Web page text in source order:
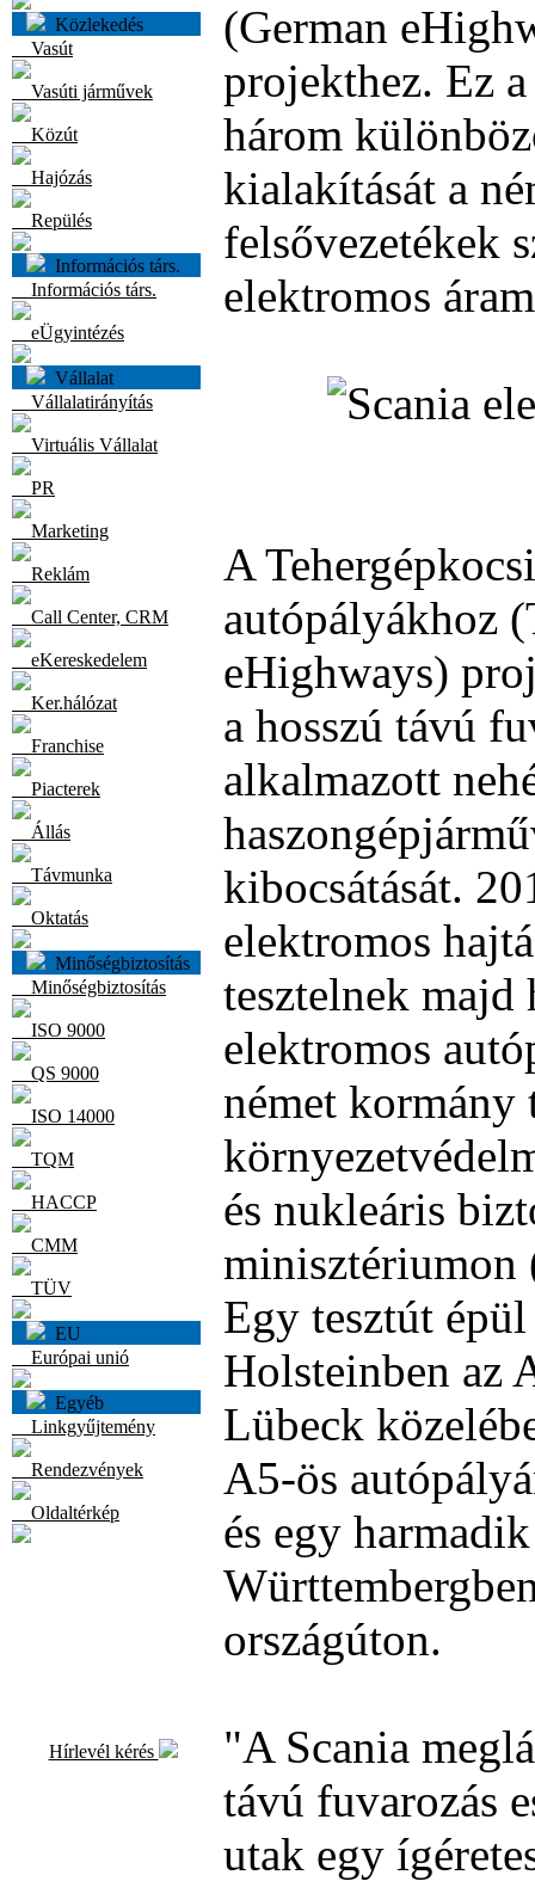
Közlekedés
Vasút
Vasúti járművek
Közút
Hajózás
Repülés
Információs társ.
Információs társ.
eÜgyintézés
Vállalat
Vállalatirányítás
Virtuális Vállalat
PR
Marketing
Reklám
Call Center, CRM
eKereskedelem
Ker.hálózat
Franchise
Piacterek
Állás
Távmunka
Oktatás
Minőségbiztosítás
Minőségbiztosítás
ISO 9000
QS 9000
ISO 14000
TQM
HACCP
CMM
TÜV
EU
Európai unió
Egyéb
Linkgyűjtemény
Rendezvények
Oldaltérkép
Hírlevél kérés
(German
projekthez. Ez
három
kialakítását a
felsővezetékek
elektromos
A
autópályákhoz
eHighways)
a hosszú távú
alkalmazott
kibocsátását.
elektromos
tesztelnek majd
elektromos
német kormány
és nukleáris
Egy tesztút
Holsteinben az
Lübeck
A5-ös
és egy
országúton.
"A Scania
távú fuvarozás
utak egy